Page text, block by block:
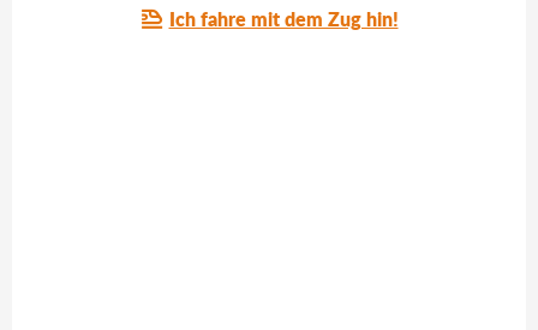
Ich fahre mit dem Zug hin!